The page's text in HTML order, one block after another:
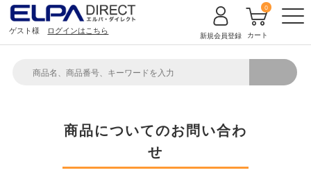
ゲスト様 ログインはこちら 新規会員登録 カート
0
商品についてのお問い合わ
せ